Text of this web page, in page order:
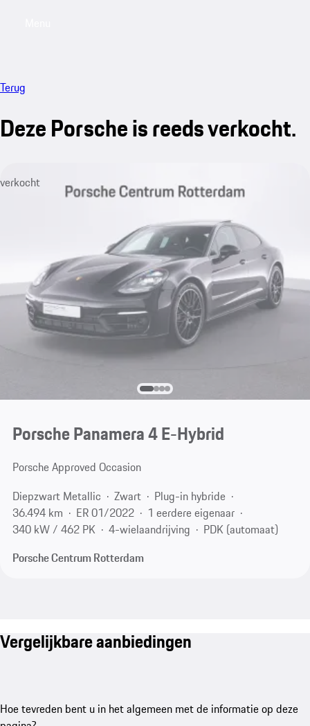
Terug
Deze Porsche is reeds verkocht.
verkocht
Porsche Panamera 4 E-Hybrid
Porsche Approved Occasion
Diepzwart Metallic
Zwart
Plug-in hybride
36.494 km
ER 01/2022
1 eerdere eigenaar
340 kW / 462 PK
4-wielaandrijving
PDK (automaat)
Porsche Centrum Rotterdam
Vergelijkbare aanbiedingen
Hoe tevreden bent u in het algemeen met de informatie op deze